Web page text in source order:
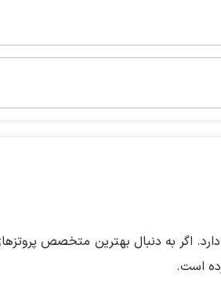
اگر به دنبال بهترین متخصص
است.